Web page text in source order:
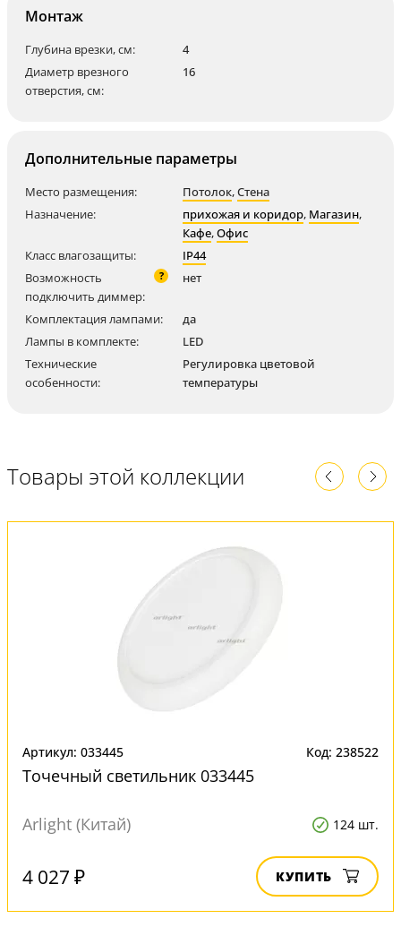
Монтаж
Глубина врезки, см:
4
Диаметр врезного
отверстия, см:
16
Дополнительные параметры
Место размещения: Потолок,Стена
Назначение:
прихожая и коридор, Магазин,
Кафе,Офис
Класс влагозащиты:
IP44
Возможность
подключить диммер:
? нет
Комплектация лампами:
да
Лампы в комплекте:
LED
Технические
особенности:
Регулировка цветовой
температуры
Товары этой коллекции
Артикул: 033445 Код: 238522
Точечный светильник 033445
Arlight (Китай) 124 шт.
4 027 ₽ КУПИТЬ